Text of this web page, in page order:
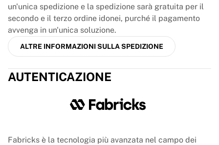
un'unica spedizione e la spedizione sarà gratuita per il
secondo e il terzo ordine idonei, purché il pagamento
avvenga in un'unica soluzione.
ALTRE INFORMAZIONI SULLA SPEDIZIONE
AUTENTICAZIONE
Fabricks è la tecnologia più avanzata nel campo dei